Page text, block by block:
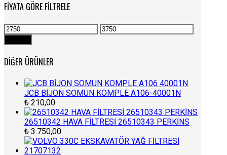
FIYATA GÖRE FILTRELE
En
düşük
fiyat
En
yüksek
DIĞER ÜRÜNLER
JCB BİJON SOMUN KOMPLE A106-40001N
₺ 210,00
26510342 HAVA FİLTRESİ 26510343 PERKİNS
₺ 3.750,00